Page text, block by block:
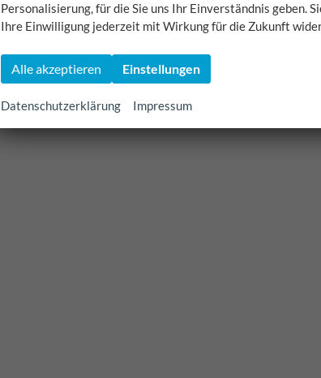
Personalisierung, für die Sie uns Ihr Einverständnis geben.
Ihre Einwilligung jederzeit mit Wirkung für die Zukunft
Alle akzeptieren Einstellungen
Datenschutzerklärung Impressum